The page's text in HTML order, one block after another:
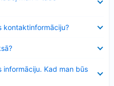
kontaktinformāciju?
Kad man būs